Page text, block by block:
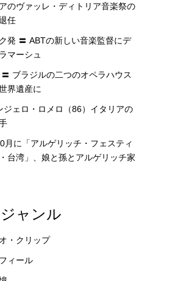
のヴァッレ・ディトリア音楽祭の
任
発 〓 ABTの新しい音楽監督にデ
マーシュ
ブラジルの二つのオペラハウス
界遺産に
ジェロ・ロメロ（86）イタリアの
月に「アルゲリッチ・フェスティ
台湾」、娘と孫とアルゲリッチ家
ャンル
・クリップ
ィール